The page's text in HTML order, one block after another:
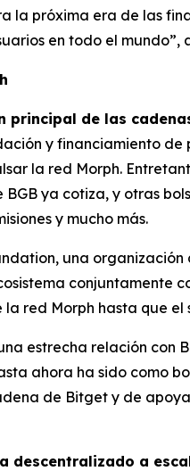
la próxima era de las
en todo el mundo”,
principal de las
y financiamiento
la red Morph.
ya cotiza, y otras
y mucho más.
una
conjuntamente
red Morph hasta que el
estrecha relación con
ahora ha sido como
de Bitget y de
descentralizado a